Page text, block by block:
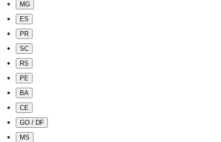
MG
ES
PR
SC
RS
PE
BA
CE
GO / DF
MS